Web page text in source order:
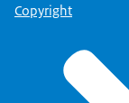
Copyright